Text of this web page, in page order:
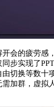
的疲劳感
步实现了
切换等数十
加群，虚拟